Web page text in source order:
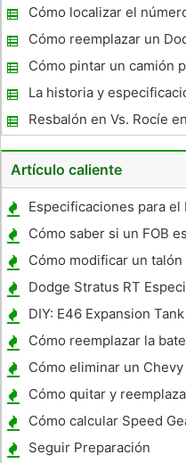
Cómo localizar el
Cargo Truck
Cómo reemplazar un
Bulb
Cómo pintar un camión
La historia y
Camino
Resbalón en Vs. Rocíe
Artículo caliente
Especificaciones para el
Cómo saber si un FOB
Explorer 1999
Cómo modificar un
Dodge Stratus RT
DIY: E46 Expansion Tank
Cómo reemplazar la
a distancia para un 1998
Cómo eliminar un
Cómo quitar y
un Saturn
Cómo calcular Speed
Seguir Preparación